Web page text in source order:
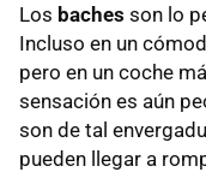
Los baches son lo
Incluso en un
pero en un coche
sensación es aún
son de tal
pueden llegar a